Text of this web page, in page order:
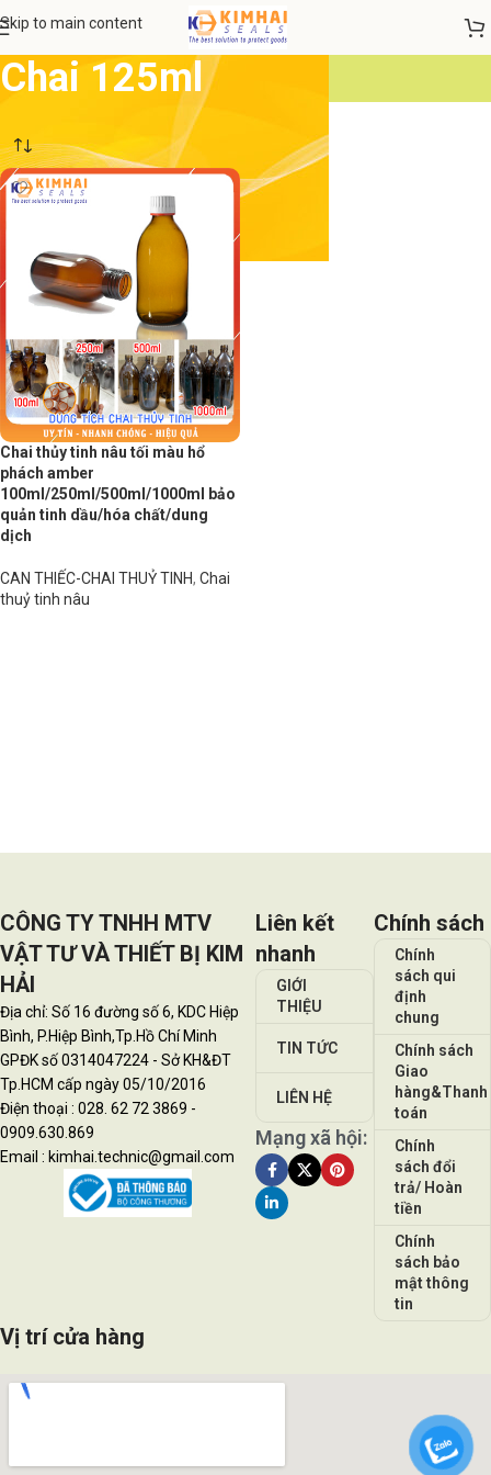
Skip to main content
Chai 125ml
Chai thủy tinh nâu tối màu hổ
phách amber
100ml/250ml/500ml/1000ml bảo
quản tinh dầu/hóa chất/dung
dịch
CAN THIẾC-CHAI THUỶ TINH, Chai
thuỷ tinh nâu
CÔNG TY TNHH MTV
VẬT TƯ VÀ THIẾT BỊ KIM
HẢI
Địa chỉ: Số 16 đường số 6, KDC Hiệp
Bình, P.Hiệp Bình,Tp.Hồ Chí Minh
GPĐK số 0314047224 - Sở KH&ĐT
Tp.HCM cấp ngày 05/10/2016
Điện thoại : 028. 62 72 3869 -
0909.630.869
Email : kimhai.technic@gmail.com
Liên kết
nhanh
GIỚI
THIỆU
TIN TỨC
LIÊN HỆ
Mạng xã hội:
Chính sách
Chính
sách qui
định
chung
Chính sách
Giao
hàng&Thanh
toán
Chính
sách đổi
trả/ Hoàn
tiền
Chính
sách bảo
mật thông
tin
Vị trí cửa hàng